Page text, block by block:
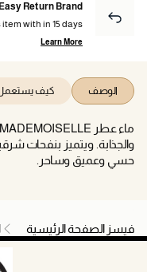
Easy Return Brand
with in 15 days.
Learn More
الوصف كيف
والجذابة. ويتميز بنفحات
حسي وعميق وساحر.
فيسز الصفحة الرئيسية